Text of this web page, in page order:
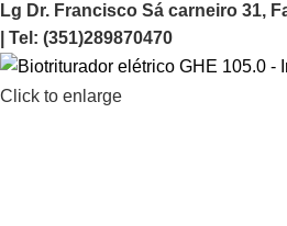
Lg Dr. Francisco Sá carneiro 31,
| Tel: (351)289870470
Click to enlarge